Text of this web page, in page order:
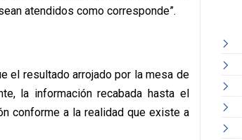
atendidos como corresponde”.
el resultado arrojado por la mesa de
la información recabada hasta el
conforme a la realidad que existe a